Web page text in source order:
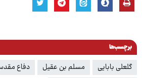
برچسب‌ها
گلعلی بابایی مسلم بن عقیل
دفاع